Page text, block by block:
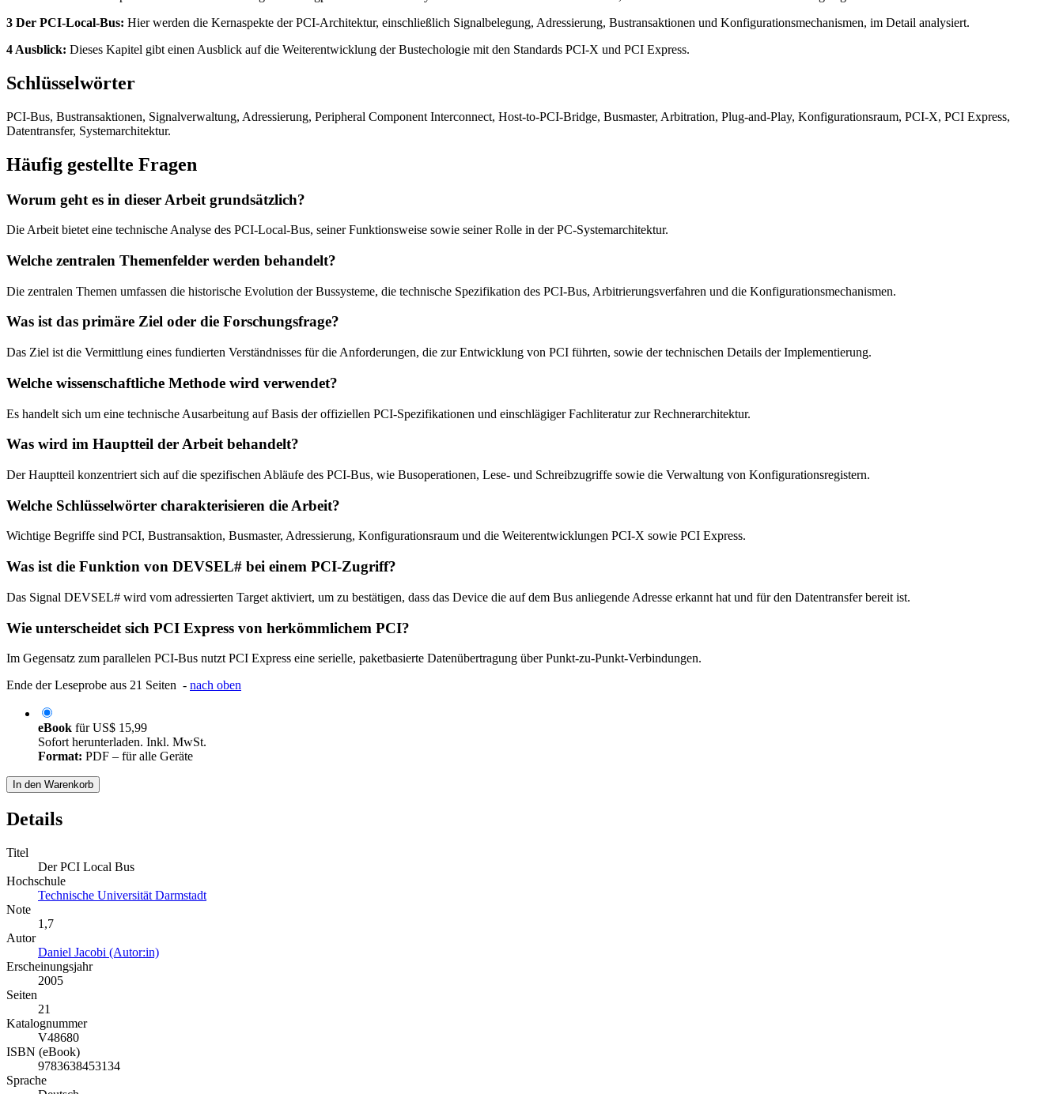
3 Der PCI-Local-Bus: Hier werden die Kernaspekte der PCI-Architektur, einschließlich Signalbelegung, Adressierung, Bustransaktionen und Konfigurationsmechanismen, im Detail analysiert.
4 Ausblick: Dieses Kapitel gibt einen Ausblick auf die Weiterentwicklung der Bustechologie mit den Standards PCI-X und PCI Express.
Schlüsselwörter
PCI-Bus, Bustransaktionen, Signalverwaltung, Adressierung, Peripheral Component Interconnect, Host-to-PCI-Bridge, Busmaster, Arbitration, Plug-and-Play, Konfigurationsraum, PCI-X, PCI Express,
Datentransfer, Systemarchitektur.
Häufig gestellte Fragen
Worum geht es in dieser Arbeit grundsätzlich?
Die Arbeit bietet eine technische Analyse des PCI-Local-Bus, seiner Funktionsweise sowie seiner Rolle in der PC-Systemarchitektur.
Welche zentralen Themenfelder werden behandelt?
Die zentralen Themen umfassen die historische Evolution der Bussysteme, die technische Spezifikation des PCI-Bus, Arbitrierungsverfahren und die Konfigurationsmechanismen.
Was ist das primäre Ziel oder die Forschungsfrage?
Das Ziel ist die Vermittlung eines fundierten Verständnisses für die Anforderungen, die zur Entwicklung von PCI führten, sowie der technischen Details der Implementierung.
Welche wissenschaftliche Methode wird verwendet?
Es handelt sich um eine technische Ausarbeitung auf Basis der offiziellen PCI-Spezifikationen und einschlägiger Fachliteratur zur Rechnerarchitektur.
Was wird im Hauptteil der Arbeit behandelt?
Der Hauptteil konzentriert sich auf die spezifischen Abläufe des PCI-Bus, wie Busoperationen, Lese- und Schreibzugriffe sowie die Verwaltung von Konfigurationsregistern.
Welche Schlüsselwörter charakterisieren die Arbeit?
Wichtige Begriffe sind PCI, Bustransaktion, Busmaster, Adressierung, Konfigurationsraum und die Weiterentwicklungen PCI-X sowie PCI Express.
Was ist die Funktion von DEVSEL# bei einem PCI-Zugriff?
Das Signal DEVSEL# wird vom adressierten Target aktiviert, um zu bestätigen, dass das Device die auf dem Bus anliegende Adresse erkannt hat und für den Datentransfer bereit ist.
Wie unterscheidet sich PCI Express von herkömmlichem PCI?
Im Gegensatz zum parallelen PCI-Bus nutzt PCI Express eine serielle, paketbasierte Datenübertragung über Punkt-zu-Punkt-Verbindungen.
Ende der Leseprobe aus 21 Seiten - nach oben
eBook fürUS$ 15,99
Sofort herunterladen. Inkl. MwSt.
Format: PDF – für alle Geräte
In den Warenkorb
Details
Titel
Der PCI Local Bus
Hochschule
Technische Universität Darmstadt
Note
1,7
Autor
Daniel Jacobi (Autor:in)
Erscheinungsjahr
2005
Seiten
21
Katalognummer
V48680
ISBN (eBook)
9783638453134
Sprache